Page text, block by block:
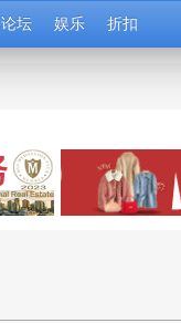
论坛 娱乐 折扣